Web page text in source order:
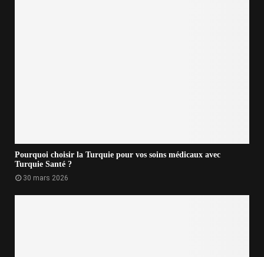
Pourquoi choisir la Turquie pour vos soins médicaux avec
Turquie Santé ?
30 mars 2026